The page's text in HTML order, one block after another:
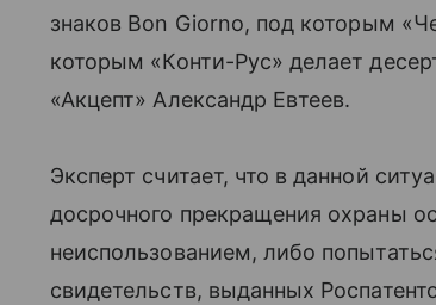
знаков Bon Giorno, под которым
которым «Конти-Рус» делает
«Акцепт» Александр Евтеев.
Эксперт считает, что в данной
досрочного прекращения охраны
неиспользованием, либо
свидетельств, выданных